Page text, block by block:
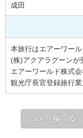
成田
本旅行はエアーワー
(株)アクアラグーンが
エアーワールド株式会
観光庁長官登録旅行